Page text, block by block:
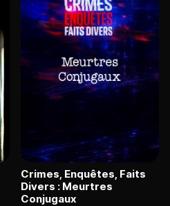
Crimes, Enquêtes, Faits
Divers : Meurtres
Conjugaux